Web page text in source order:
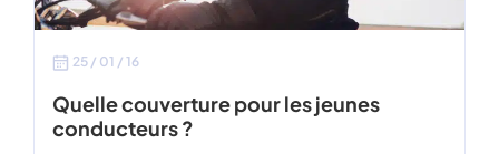
25 / 01 / 16
Quelle couverture pour les jeunes
conducteurs ?